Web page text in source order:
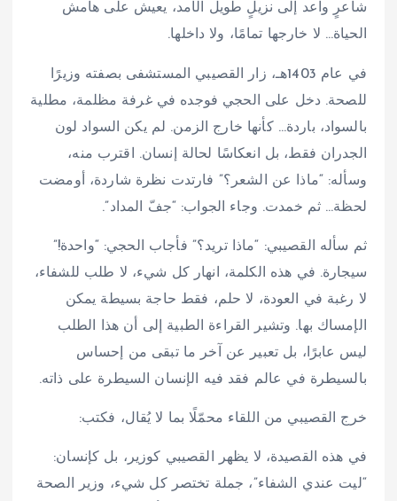
شاعرٍ واعد إلى نزيلٍ طويل الأمد، يعيش على هامش
الحياة… لا خارجها تمامًا، ولا داخلها.
في عام 1403هـ، زار القصيبي المستشفى بصفته وزيرًا
للصحة. دخل على الحجي فوجده في غرفة مظلمة، مطلية
بالسواد، باردة… كأنها خارج الزمن. لم يكن السواد لون
الجدران فقط، بل انعكاسًا لحالة إنسان. اقترب منه،
وسأله: “ماذا عن الشعر؟” فارتدت نظرة شاردة، أومضت
لحظة… ثم خمدت. وجاء الجواب: “جفّ المداد”.
ثم سأله القصيبي: “ماذا تريد؟” فأجاب الحجي: “واحدة!”
سيجارة. في هذه الكلمة، انهار كل شيء، لا طلب للشفاء،
لا رغبة في العودة، لا حلم، فقط حاجة بسيطة يمكن
الإمساك بها. وتشير القراءة الطبية إلى أن هذا الطلب
ليس عابرًا، بل تعبير عن آخر ما تبقى من إحساس
بالسيطرة في عالم فقد فيه الإنسان السيطرة على ذاته.
خرج القصيبي من اللقاء محمّلًا بما لا يُقال، فكتب:
في هذه القصيدة، لا يظهر القصيبي كوزير، بل كإنسان:
“ليت عندي الشفاء”، جملة تختصر كل شيء، وزير الصحة